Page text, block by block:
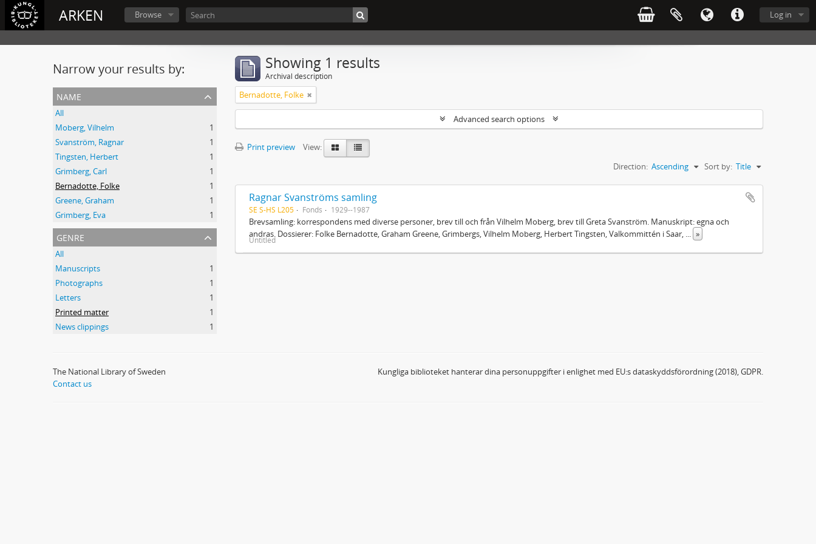
ARKEN Log in
Browse
Narrow your results by:
name
All
Moberg, Vilhelm
1
Svanström, Ragnar
1
Tingsten, Herbert
1
Grimberg, Carl
1
Bernadotte, Folke
1
Greene, Graham
1
Grimberg, Eva
1
genre
All
Manuscripts
1
Photographs
1
Letters
1
Printed matter
1
News clippings
1
Showing 1 results
Archival description
Bernadotte, Folke
Advanced search options
Print preview
View:
Sort by: Title
Direction: Ascending
Ragnar Svanströms samling
SE S-HS L205 Fonds 1929--1987
Brevsamling: korrespondens med diverse personer, brev till och från Vilhelm Moberg, brev till Greta Svanström. Manuskript: egna och
andras. Dossierer: Folke Bernadotte, Graham Greene, Grimbergs, Vilhelm Moberg, Herbert Tingsten, Valkommittén i Saar,
»
Untitled
The National Library of Sweden
Contact us
Kungliga biblioteket hanterar dina personuppgifter i enlighet med EU:s dataskyddsförordning (2018), GDPR.